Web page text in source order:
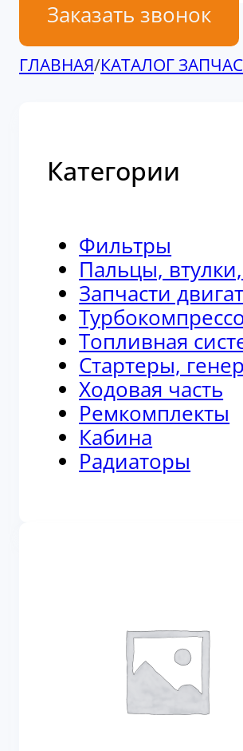
Заказать звонок
ГЛАВНАЯ/КАТАЛОГ
Категории
Фильтры
Пальцы,
Запчасти
Топливная
Стартеры,
Ходовая часть
Ремкомплекты
Кабина
Радиаторы